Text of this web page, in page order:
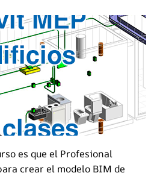
es que el Profesional
crear el modelo BIM de